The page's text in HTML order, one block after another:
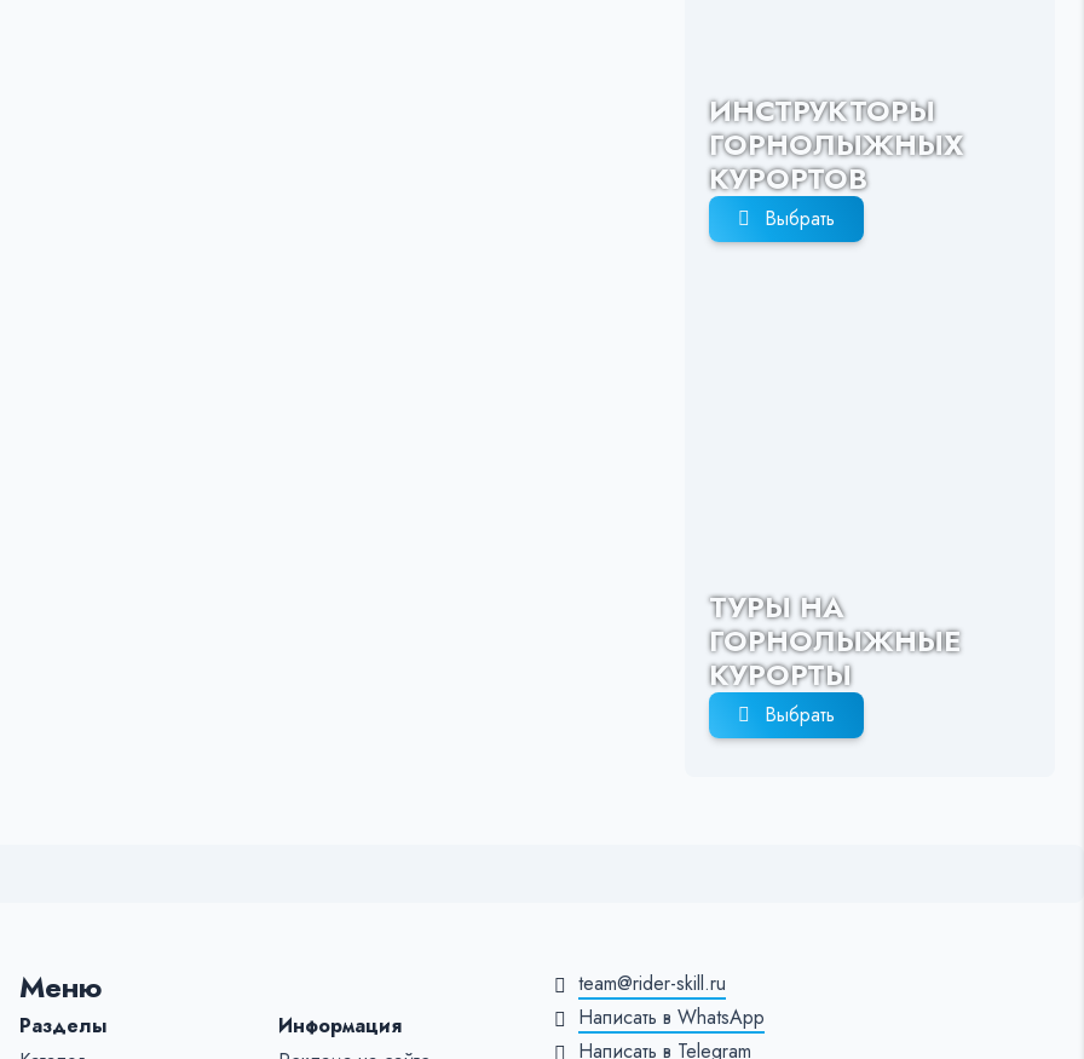
ИНСТРУКТОРЫ
ГОРНОЛЫЖНЫХ
КУРОРТОВ
Выбрать
ТУРЫ НА
ГОРНОЛЫЖНЫЕ
КУРОРТЫ
Выбрать
Меню
Разделы
Информация
team@rider-skill.ru
Написать в WhatsApp
Написать в Telegram